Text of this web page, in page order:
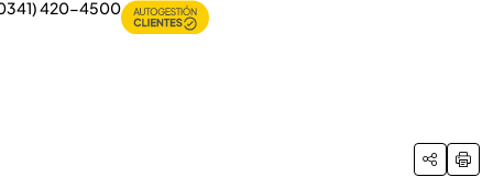
420-4500